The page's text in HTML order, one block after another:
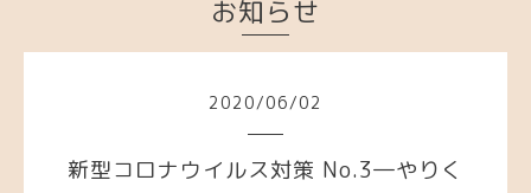
お知らせ
2020/06/02
新型コロナウイルス対策 No.3―やりく